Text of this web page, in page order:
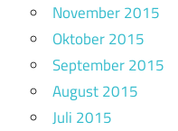
November 2015
Oktober 2015
September 2015
August 2015
Juli 2015